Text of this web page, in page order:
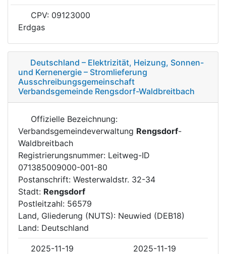
CPV: 09123000
Erdgas
Deutschland – Elektrizität, Heizung, Sonnen-
und Kernenergie – Stromlieferung
Ausschreibungsgemeinschaft
Verbandsgemeinde Rengsdorf-Waldbreitbach
Offizielle Bezeichnung:
Verbandsgemeindeverwaltung Rengsdorf-
Waldbreitbach
Registrierungsnummer: Leitweg-ID
071385009000-001-80
Postanschrift: Westerwaldstr. 32-34
Stadt: Rengsdorf
Postleitzahl: 56579
Land, Gliederung (NUTS): Neuwied (DEB18)
Land: Deutschland
2025-11-19
2025-11-19